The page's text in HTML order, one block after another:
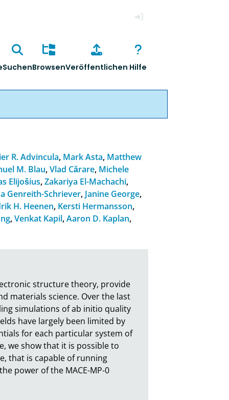
SuchenBrowsenVeröffentlichen Hilfe
R. Advincula, Mark Asta, Matthew
M. Blau,Vlad Cărare, Michele
Elijošius,Zakariya El-Machachi,
Genreith-Schriever, Janine George,
H. Heenen, Kersti Hermansson,
,Venkat Kapil,Aaron D. Kaplan,
structure theory, provide
materials science. Over the last
simulations of ab initio quality
have largely been limited by
for each particular system of
we show that it is possible to
that is capable of running
power of the MACE-MP-0